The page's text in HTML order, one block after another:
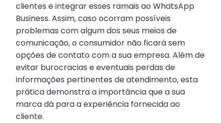
clientes e integrar esses ramais ao WhatsApp
Business. Assim, caso ocorram possíveis
problemas com algum dos seus meios de
comunicação, o consumidor não ficará sem
opções de contato com a sua empresa. Além de
evitar burocracias e eventuais perdas de
informações pertinentes de atendimento, esta
prática demonstra a importância que a sua
marca dá para a experiência fornecida ao
cliente.